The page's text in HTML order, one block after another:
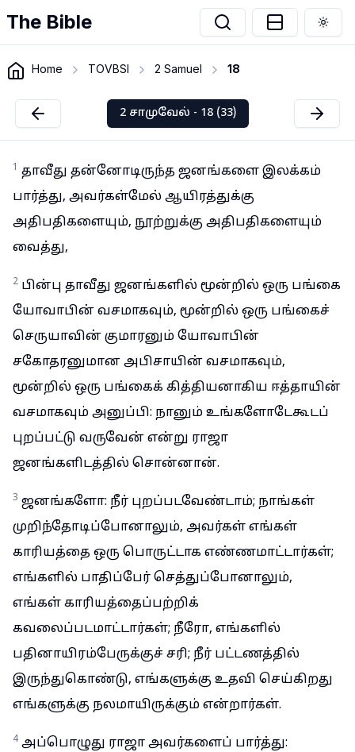
The Bible
Home TOVBSI 2 Samuel 18
2 சாமுவேல் - 18 (33)
1 தாவீது தன்னோடிருந்த ஜனங்களை இலக்கம்
பார்த்து, அவர்கள்மேல் ஆயிரத்துக்கு
அதிபதிகளையும், நூற்றுக்கு அதிபதிகளையும்
வைத்து,
2 பின்பு தாவீது ஜனங்களில் மூன்றில் ஒரு பங்கை
யோவாபின் வசமாகவும், மூன்றில் ஒரு பங்கைச்
செருயாவின் குமாரனும் யோவாபின்
சகோதரனுமான அபிசாயின் வசமாகவும்,
மூன்றில் ஒரு பங்கைக் கித்தியனாகிய ஈத்தாயின்
வசமாகவும் அனுப்பி: நானும் உங்களோடேகூடப்
புறப்பட்டு வருவேன் என்று ராஜா
ஜனங்களிடத்தில் சொன்னான்.
3 ஜனங்களோ: நீர் புறப்படவேண்டாம்; நாங்கள்
முறிந்தோடிப்போனாலும், அவர்கள் எங்கள்
காரியத்தை ஒரு பொருட்டாக எண்ணமாட்டார்கள்;
எங்களில் பாதிப்பேர் செத்துப்போனாலும்,
எங்கள் காரியத்தைப்பற்றிக்
கவலைப்படமாட்டார்கள்; நீரோ, எங்களில்
பதினாயிரம்பேருக்குச் சரி; நீர் பட்டணத்தில்
இருந்துகொண்டு, எங்களுக்கு உதவி செய்கிறது
எங்களுக்கு நலமாயிருக்கும் என்றார்கள்.
4 அப்பொழுது ராஜா அவர்களைப் பார்த்து: